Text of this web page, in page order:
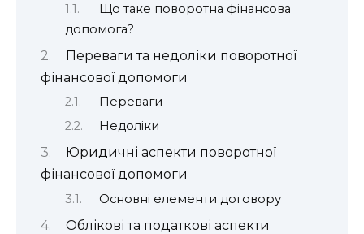
Що таке поворотна фінансова
допомога?
Переваги та недоліки поворотної
фінансової допомоги
Переваги
Недоліки
Юридичні аспекти поворотної
фінансової допомоги
Основні елементи договору
Облікові та податкові аспекти